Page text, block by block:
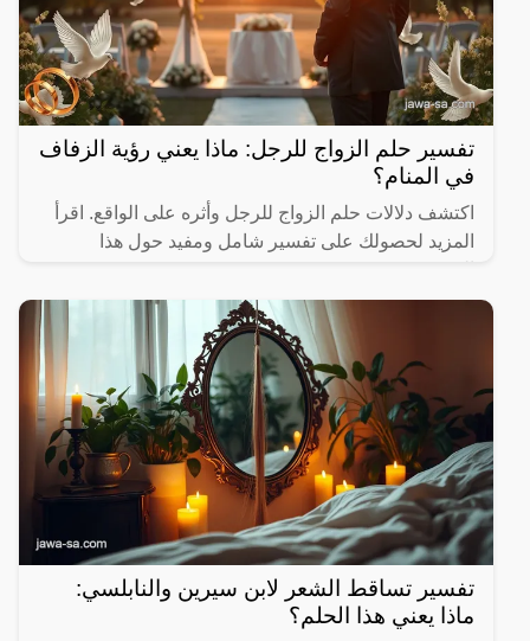
تفسير حلم الزواج للرجل: ماذا يعني رؤية الزفاف
في المنام؟
اكتشف دلالات حلم الزواج للرجل وأثره على الواقع. اقرأ
المزيد لحصولك على تفسير شامل ومفيد حول هذا
تفسير تساقط الشعر لابن سيرين والنابلسي:
ماذا يعني هذا الحلم؟